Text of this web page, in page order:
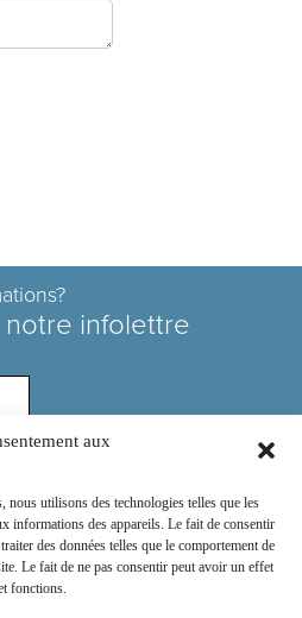
aux
nous utilisons des technologies telles que les
informations des appareils. Le fait de consentir
des données telles que le comportement de
Le fait de ne pas consentir peut avoir un effet
fonctions.
infolettre